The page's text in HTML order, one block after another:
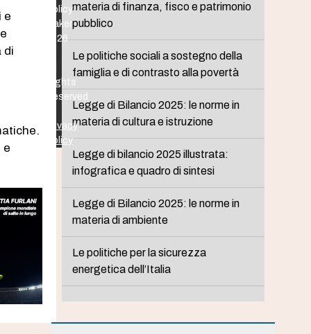
e
di
e
materia di finanza, fisco e patrimonio
pubblico
Le politiche sociali a sostegno della
famiglia e di contrasto alla povertà
Legge di Bilancio 2025: le norme in
materia di cultura e istruzione
Legge di bilancio 2025 illustrata:
infografica e quadro di sintesi
Legge di Bilancio 2025: le norme in
materia di ambiente
Le politiche per la sicurezza
energetica dell’Italia
Policy
Maker
2026
Rights
Reserved
Privacy
Policy